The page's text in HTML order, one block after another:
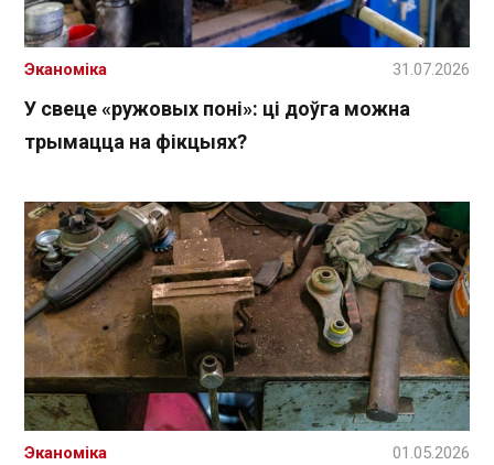
У свеце «ружовых поні»: ці доўга можна
трымацца на фікцыях?
Эканоміка 31.07.2026
Эканоміка 01.05.2026